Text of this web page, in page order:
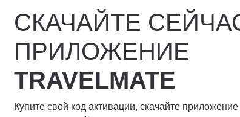
СКАЧАЙТЕ
ПРИЛОЖЕНИЕ
TRAVELMATE
Купите свой код активации, скачайте